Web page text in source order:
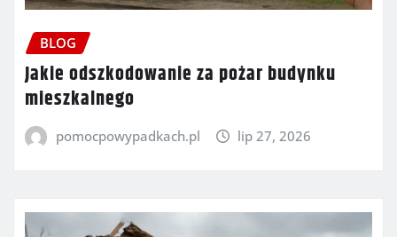
BLOG
Jakie odszkodowanie za pożar budynku
mieszkalnego
pomocpowypadkach.pl lip 27, 2026